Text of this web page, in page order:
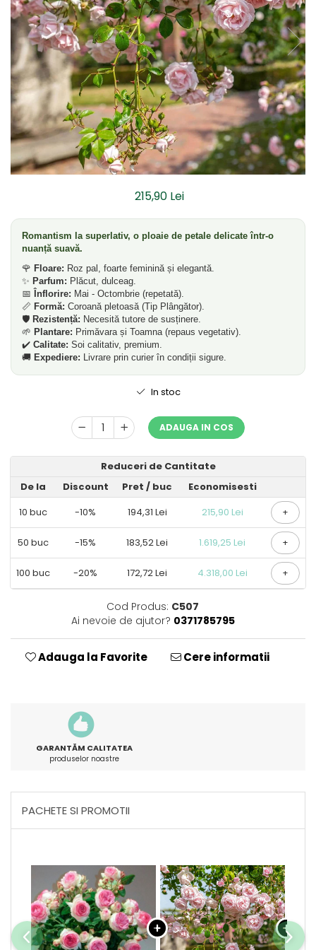
Dud
Corn
Smochin
Kaki
Mosmon
Prun
Kiwi
Migdal
215,90 Lei
Romantism la superlativ, o ploaie de petale delicate într-o
nuanță suavă.
🌹 Floare: Roz pal, foarte feminină și elegantă.
✨ Parfum: Plăcut, dulceag.
📅
Înflorire: Mai - Octombrie (repetată).
📏 Formă: Coroană pletoasă (Tip Plângător).
🛡️ Rezistență: Necesită tutore de susținere.
🌱 Plantare: Primăvara și Toamna (repaus vegetativ).
✔️ Calitate: Soi calitativ, premium.
🚚 Expediere: Livrare prin curier în condiții sigure.
In stoc
ADAUGA IN COS
Reduceri de Cantitate
De la
Discount Pret / buc
Economisesti
10 buc -10% 194,31 Lei 215,90 Lei +
50 buc -15% 183,52 Lei 1.619,25 Lei +
100 buc -20% 172,72 Lei 4.318,00 Lei +
Cod Produs: C507
Ai nevoie de ajutor? 0371785795
Adauga la Favorite Cere informatii
GARANTĂM CALITATEA
produselor noastre
PACHETE SI PROMOTII